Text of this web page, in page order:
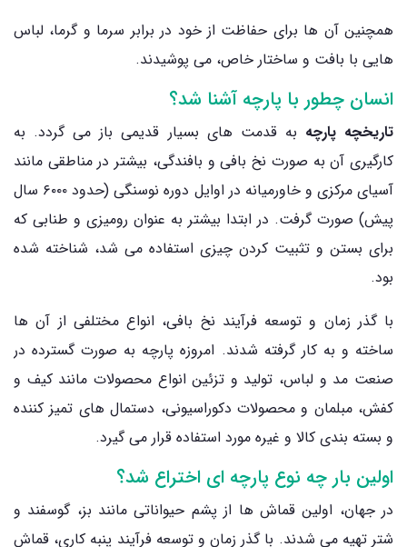
همچنین آن‌ ها برای حفاظت از خود در برابر سرما و گرما، لباس
هایی با بافت و ساختار خاص، می پوشیدند.
انسان چطور با پارچه آشنا شد؟
تاریخچه پارچه به قدمت ‌های بسیار قدیمی باز می‌ گردد. به
کارگیری آن به صورت نخ‌ بافی و بافندگی، بیشتر در مناطقی مانند
آسیای مرکزی و خاورمیانه در اوایل دوره نوسنگی (حدود ۶۰۰۰ سال
پیش) صورت گرفت. در ابتدا بیشتر به عنوان رومیزی و طنابی که
برای بستن و تثبیت کردن چیزی استفاده می شد، شناخته شده
بود.
با گذر زمان و توسعه فرآیند نخ بافی، انواع مختلفی از آن ها
ساخته و به کار گرفته شدند. امروزه پارچه به صورت گسترده در
صنعت مد و لباس، تولید و تزئین انواع محصولات مانند کیف و
کفش، مبلمان و محصولات دکوراسیونی، دستمال‌ های تمیز کننده
و بسته بندی کالا و غیره مورد استفاده قرار می‌ گیرد.
اولین بار چه نوع پارچه ای اختراع شد؟
در جهان، اولین قماش‌ ها از پشم حیواناتی مانند بز، گوسفند و
شتر تهیه می ‌شدند. با گذر زمان و توسعه فرآیند پنبه ‌کاری، قماش‌‌